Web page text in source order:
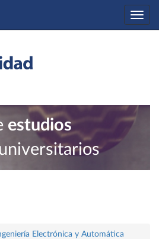
estudios
Electrónica y Automática